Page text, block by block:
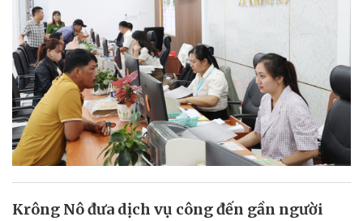
Krông Nô đưa dịch vụ công đến gần người